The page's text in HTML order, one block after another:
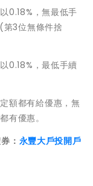
0.18%，無最低手
第3位無條件捨
0.18%，最低手續
額都有給優惠，無
有優惠。
： 永豐大戶投開戶